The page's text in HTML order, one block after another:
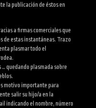
la publicación de éstos en
a firmas comerciales que
de estas instantáneas. Trazo
plasmar todo el
quedando plasmada sobre
motivo importante para
salir su hijo/a en la
indicando el nombre, número